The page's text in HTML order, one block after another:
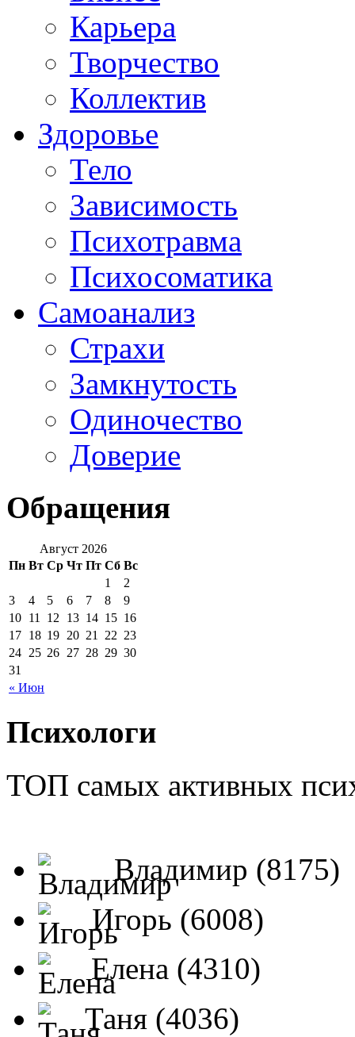
Карьера
Творчество
Коллектив
Здоровье
Тело
Зависимость
Психотравма
Психосоматика
Самоанализ
Страхи
Замкнутость
Одиночество
Доверие
Обращения
Август 2026
Пн Вт Ср Чт Пт Сб Вс
« Июн
1
2
3
4 5 6 7 8
9
10 11 12 13 14 15 16
17 18 19 20 21 22 23
24 25 26 27 28 29 30
31
Психологи
ТОП самых активных
Владимир (8175)
Игорь (6008)
Елена (4310)
Таня (4036)